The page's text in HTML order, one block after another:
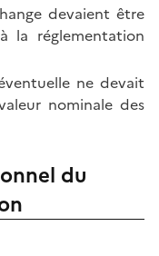
devaient être
la réglementation
ne devait
nominale des
du